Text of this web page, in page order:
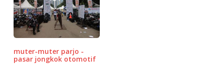
muter-muter parjo -
pasar jongkok otomotif